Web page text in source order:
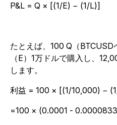
P&L = Q × [(1/E) − (1/L)]
たとえば、100 Q（
（E）1万ドルで購入し、
します。
利益 = 100 × [(1/10,000) −
=100 × (0.0001 -